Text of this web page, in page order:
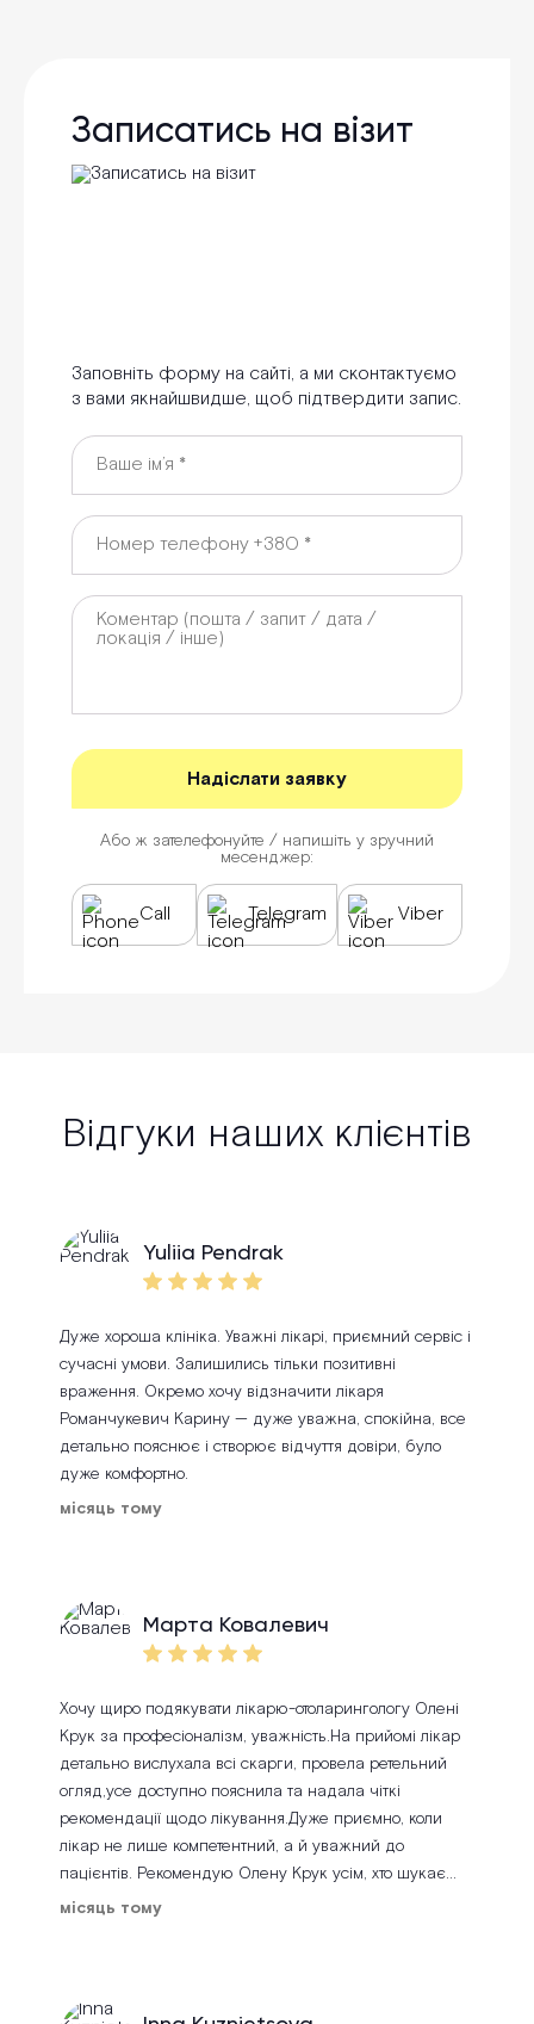
Записатись на візит
Заповніть форму на сайті, а ми сконтактуємо
з вами якнайшвидше, щоб підтвердити запис.
Або ж зателефонуйте / напишіть у зручний
месенджер:
Call Telegram Viber
Відгуки наших клієнтів
Yuliia Pendrak
Дуже хороша клініка. Уважні лікарі, приємний сервіс і
сучасні умови. Залишились тільки позитивні
враження. Окремо хочу відзначити лікаря
Романчукевич Карину — дуже уважна, спокійна, все
детально пояснює і створює відчуття довіри, було
дуже комфортно.
місяць тому
Марта Ковалевич
Хочу щиро подякувати лікарю-отоларингологу Олені
Крук за професіоналізм, уважність.На прийомі лікар
детально вислухала всі скарги, провела ретельний
огляд,усе доступно пояснила та надала чіткі
рекомендації щодо лікування.Дуже приємно, коли
лікар не лише компетентний, а й уважний до
пацієнтів. Рекомендую Олену Крук усім, хто шукає
кваліфікованого ЛОР-лікаря. Дякую за допомогу та
місяць тому